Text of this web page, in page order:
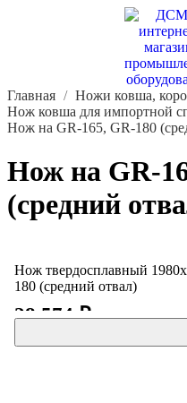
Главная Ножи ковша,
Нож ковша для импортной
Нож на GR-165, GR-180
Нож на GR-
(средний
Нож твердосплавный
180 (средний отвал)
28 574 ₽